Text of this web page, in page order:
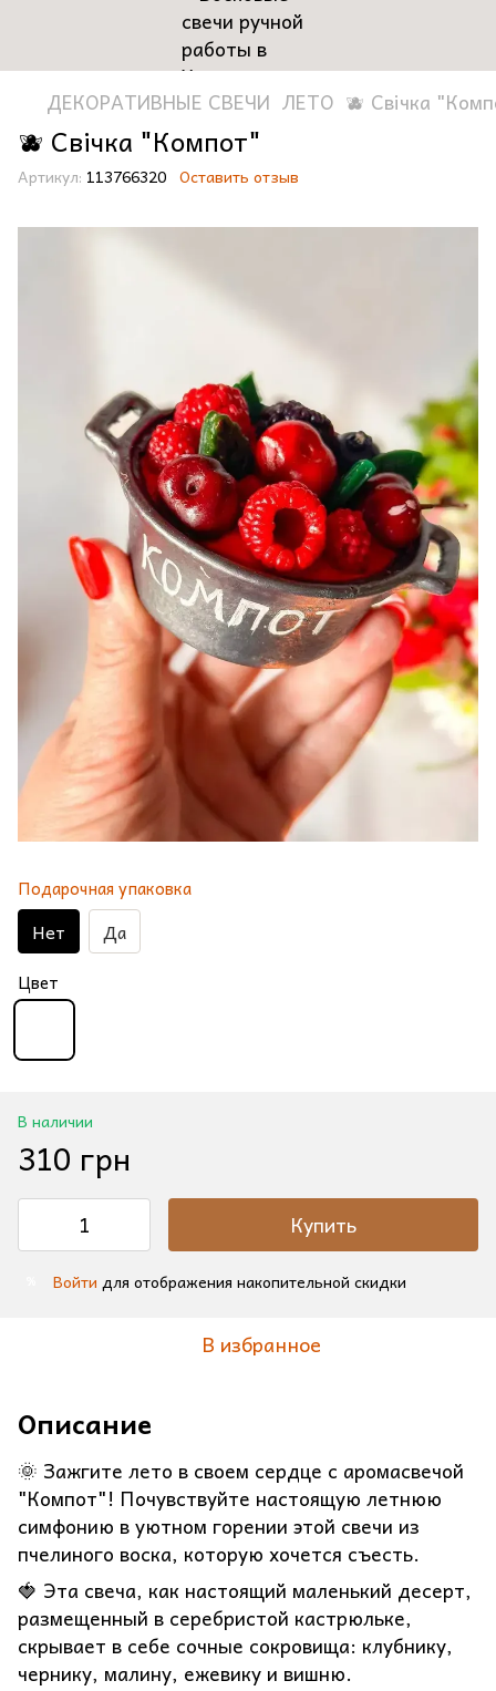
ДЕКОРАТИВНЫЕ СВЕЧИ ЛЕТО 🫐 Свічка
🫐 Свічка "Компот"
Артикул: 113766320 Оставить отзыв
Подарочная упаковка
Нет Да
Цвет
В наличии
310 грн
Купить
Войти для отображения накопительной скидки
В избранное
Описание
🌞 Зажгите лето в своем сердце с аромасвечой
"Компот"! Почувствуйте настоящую летнюю
симфонию в уютном горении этой свечи из
пчелиного воска, которую хочется съесть.
🍓 Эта свеча, как настоящий маленький десерт,
размещенный в серебристой кастрюльке,
скрывает в себе сочные сокровища: клубнику,
чернику, малину, ежевику и вишню.